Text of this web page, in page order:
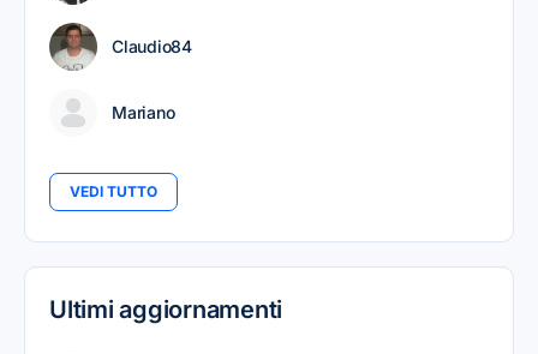
Claudio84
Mariano
VEDI TUTTO
Ultimi aggiornamenti